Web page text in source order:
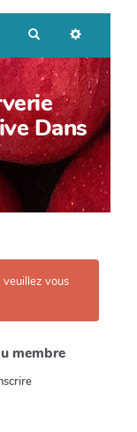
c
h
e
r
c
h
e
r
Dans
veuillez vous
membre